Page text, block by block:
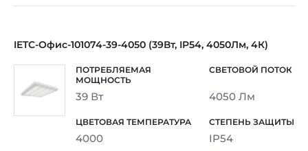
IETC-Офис-101074-39-4050 (39Вт, IP54, 4050Лм, 4К)
39 Вт 4050 Лм
4000 IP54